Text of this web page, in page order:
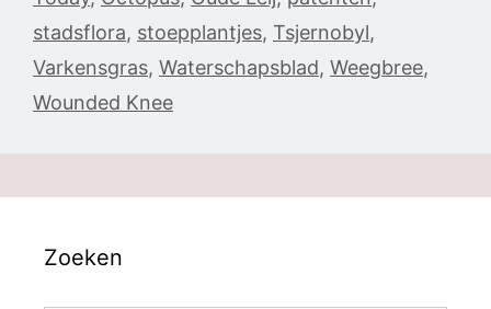
stadsflora, stoepplantjes, Tsjernobyl,
Varkensgras, Waterschapsblad, Weegbree,
Wounded Knee
Zoeken